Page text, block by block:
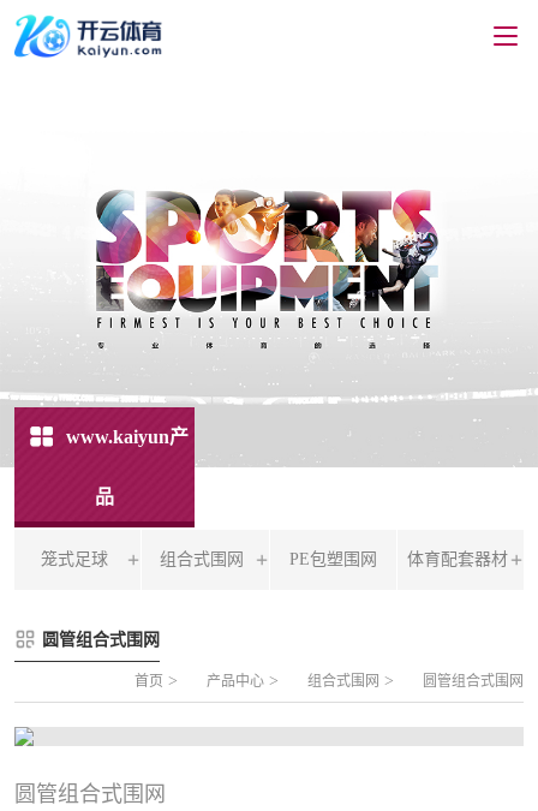
www.kaiyun产
品
笼式足球
FLZ-B 夹芯板笼式足球
FLZ-C 半格栅笼式足球
FLZ-D PE包塑笼式足球
组合式围网
方管组合式围网
片装组合式围网
PE包塑围网 体育配套器材
圆管组合式围网
首页 > 产品中心 > 组合式围网 > 圆管组合式围网
圆管组合式围网